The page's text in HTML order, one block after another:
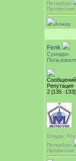
Петербург
Профессия:
Алжир
Fenk
Суиндон
Репутация
2 [135 -133]
Откуда:
Петербург
Профессия: